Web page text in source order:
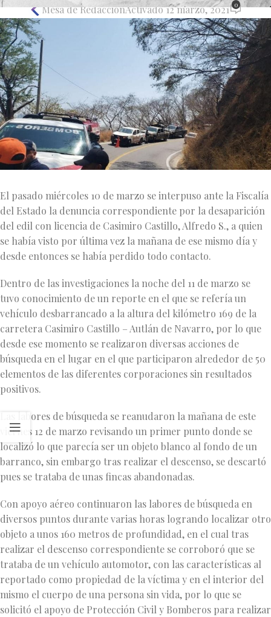
Mesa de RedacciónActivado 12 marzo, 2021 0
El pasado miércoles 10 de marzo se interpuso ante la Fiscalía
del Estado la denuncia correspondiente por la desaparición
del edil con licencia de Casimiro Castillo, Alfredo S., a quien
se había visto por última vez la mañana de ese mismo día y
desde entonces se había perdido todo contacto.
Dentro de las investigaciones la noche del 11 de marzo se
tuvo conocimiento de un reporte en el que se refería un
vehículo desbarrancado a la altura del kilómetro 169 de la
carretera Casimiro Castillo – Autlán de Navarro, por lo que
desde ese momento se realizaron diversas acciones de
búsqueda en el lugar en el que participaron alrededor de 50
elementos de las diferentes corporaciones sin resultados
positivos.
Las labores de búsqueda se reanudaron la mañana de este
viernes 12 de marzo revisando un primer punto donde se
localizó lo que parecía ser un objeto blanco al fondo de un
barranco, sin embargo tras realizar el descenso, se descartó
pues se trataba de unas fincas abandonadas.
Con apoyo aéreo continuaron las labores de búsqueda en
diversos puntos durante varias horas logrando localizar otro
objeto a unos 160 metros de profundidad, en el cual tras
realizar el descenso correspondiente se corroboró que se
trataba de un vehículo automotor, con las características al
reportado como propiedad de la víctima y en el interior del
mismo el cuerpo de una persona sin vida, por lo que se
solicitó el apoyo de Protección Civil y Bomberos para realizar